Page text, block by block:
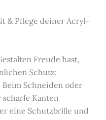
& Pflege deiner Acryl-
Freude hast,
Schutz:
Schneiden oder
Kanten
eine Schutzbrille und